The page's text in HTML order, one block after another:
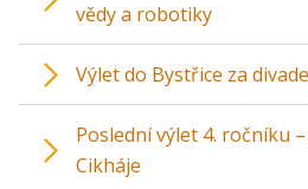
vědy a robotiky
Výlet do Bystřice za
Poslední výlet 4. ročníku
Cikháje